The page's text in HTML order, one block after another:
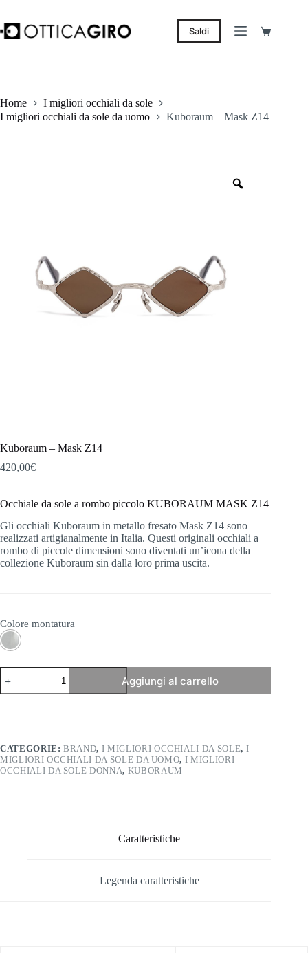
contenuto
Saldi Carrello
Home
I migliori occhiali da sole
I migliori occhiali da sole da uomo
Kuboraum – Mask Z14
Kuboraum – Mask Z14
420,00€
Occhiale da sole a rombo piccolo KUBORAUM MASK Z14
Gli occhiali Kuboraum in metallo fresato Mask Z14 sono
realizzati artigianalmente in Italia. Questi originali occhiali a
rombo di piccole dimensioni sono diventati un’icona della
collezione Kuboraum sin dalla loro prima uscita.
Colore montatura
Kuboraum
Mask
Aggiungi al carrello
CATEGORIE:BRAND, I MIGLIORI OCCHIALI DA SOLE, I
MIGLIORI OCCHIALI DA SOLE DA UOMO, I MIGLIORI
OCCHIALI DA SOLE DONNA, KUBORAUM
Caratteristiche
Legenda caratteristiche